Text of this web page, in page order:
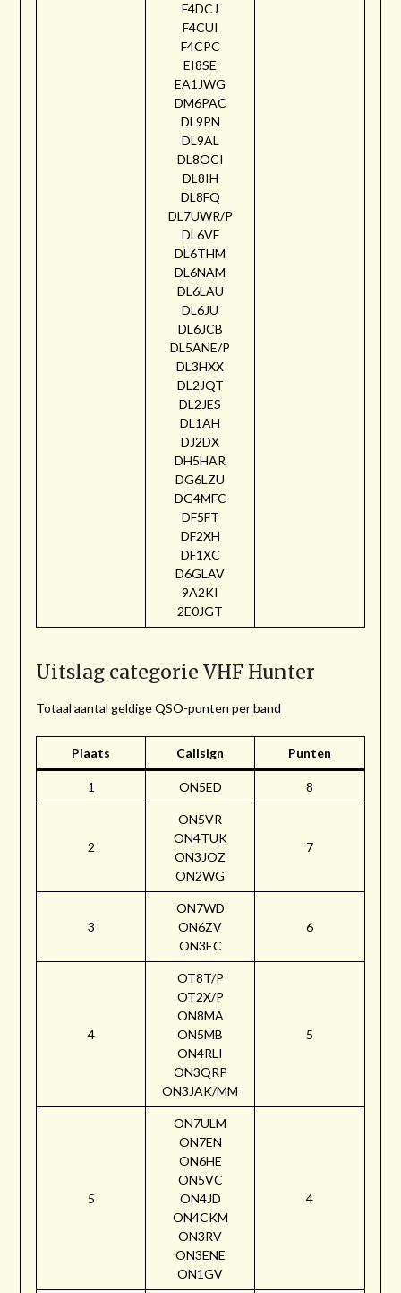
F4DCJ
F4CUI
F4CPC
EI8SE
EA1JWG
DM6PAC
DL9PN
DL9AL
DL8OCI
DL8IH
DL8FQ
DL7UWR/P
DL6VF
DL6THM
DL6NAM
DL6LAU
DL6JU
DL6JCB
DL5ANE/P
DL3HXX
DL2JQT
DL2JES
DL1AH
DJ2DX
DH5HAR
DG6LZU
DG4MFC
DF5FT
DF2XH
DF1XC
D6GLAV
9A2KI
2E0JGT
Uitslag categorie VHF Hunter
Totaal aantal geldige QSO-punten per band
Plaats Callsign Punten
1 ON5ED 8
2
ON5VR
ON4TUK
ON3JOZ
ON2WG
7
3
ON7WD
ON6ZV
ON3EC
6
4
OT8T/P
OT2X/P
ON8MA
ON5MB
ON4RLI
ON3QRP
ON3JAK/MM
5
5
ON7ULM
ON7EN
ON6HE
ON5VC
ON4JD
ON4CKM
ON3RV
ON3ENE
ON1GV
4